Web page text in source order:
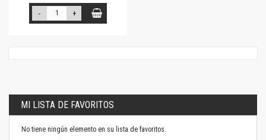
- +
MI LISTA DE FAVORITOS
No tiene ningún elemento en su lista de favoritos.